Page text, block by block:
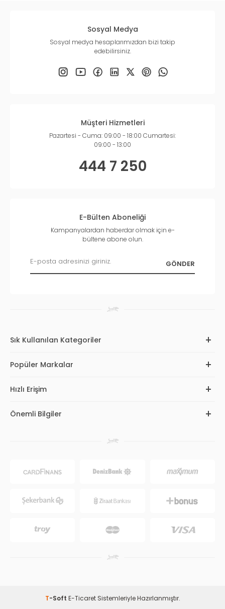
Sosyal Medya
Sosyal medya hesaplarımızdan bizi takip
edebilirsiniz.
Müşteri Hizmetleri
Pazartesi - Cuma: 09:00 - 18:00 Cumartesi:
09:00 - 13:00
444 7 250
E-Bülten Aboneliği
Kampanyalardan haberdar olmak için e-
bültene abone olun.
Sık Kullanılan Kategoriler
Popüler Markalar
Hızlı Erişim
Önemli Bilgiler
T-Soft E-TicaretSistemleriyle Hazırlanmıştır.